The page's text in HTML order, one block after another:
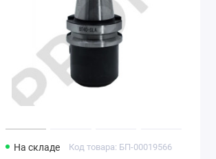
На складе Код товара: БП-00019566